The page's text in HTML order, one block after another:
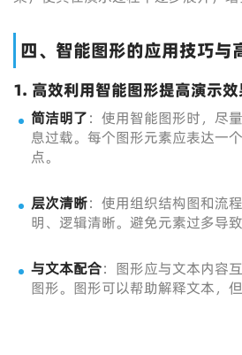
四、智能图形的应用技巧与
1. 高效利用智能图形提高演示效
简洁明了：使用智能图形时，尽
息过载。每个图形元素应表达一
点。
层次清晰：使用组织结构图和流
明、逻辑清晰。避免元素过多导致
与文本配合：图形应与文本内容
图形。图形可以帮助解释文本，